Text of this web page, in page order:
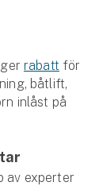
rabatt för
båtlift,
inlåst på
av experter